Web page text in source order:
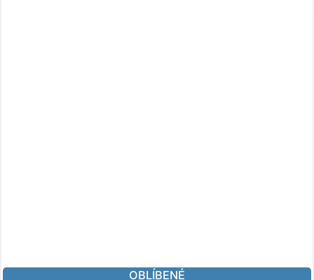
OBLÍBENÉ